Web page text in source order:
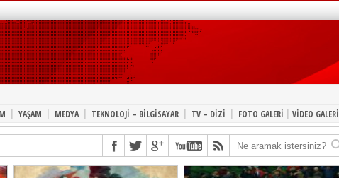
| YAŞAM | MEDYA | TEKNOLOJİ – BİLGİSAYAR | TV – DİZİ | FOTO GALERİ | VİDEO GALERİ